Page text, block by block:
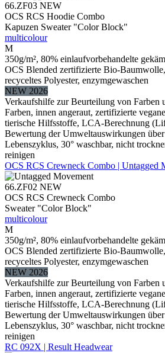
66.ZF03 NEW
OCS RCS Hoodie Combo
Kapuzen Sweater "Color Block"
multicolour
M
350g/m², 80% einlaufvorbehandelte
OCS Blended zertifizierte Bio-
recyceltes Polyester, enzymgewaschen
NEW 2026
Verkaufshilfe zur Beurteilung von Farben
Farben, innen angeraut, zertifizierte
tierische Hilfsstoffe, LCA-Berechnung
Bewertung der Umweltauswirkungen über
Lebenszyklus, 30° waschbar, nicht
reinigen
OCS RCS Crewneck Combo | Untagged
66.ZF02 NEW
OCS RCS Crewneck Combo
Sweater "Color Block"
multicolour
M
350g/m², 80% einlaufvorbehandelte
OCS Blended zertifizierte Bio-
recyceltes Polyester, enzymgewaschen
NEW 2026
Verkaufshilfe zur Beurteilung von Farben
Farben, innen angeraut, zertifizierte
tierische Hilfsstoffe, LCA-Berechnung
Bewertung der Umweltauswirkungen über
Lebenszyklus, 30° waschbar, nicht
reinigen
RC 092X | Result Headwear